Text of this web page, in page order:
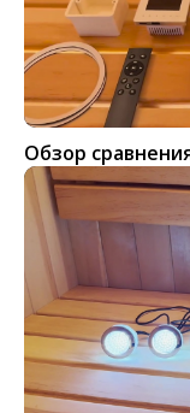
Обзор